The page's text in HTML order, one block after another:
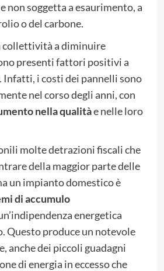
non soggetta a esaurimento, a
o del carbone.
collettività a diminuire
presenti fattori positivi a
i costi dei pannelli sono
nel corso degli anni, con
nella qualitàe nelle loro
molte detrazioni fiscali che
della maggior parte delle
un impianto domestico è
di accumulo
energetica
Questo produce un notevole
anche dei piccoli guadagni
di energia in eccesso che